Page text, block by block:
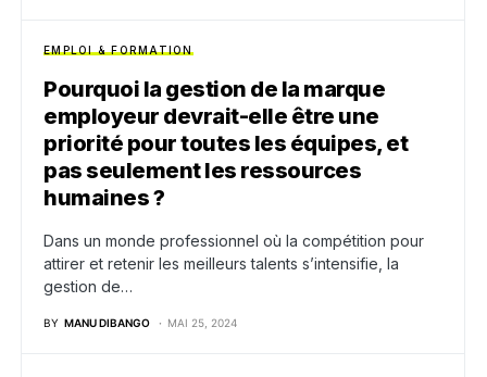
EMPLOI & FORMATION
Pourquoi la gestion de la marque
employeur devrait-elle être une
priorité pour toutes les équipes, et
pas seulement les ressources
humaines ?
Dans un monde professionnel où la compétition pour
attirer et retenir les meilleurs talents s’intensifie, la
gestion de…
BY MANU DIBANGO MAI 25, 2024